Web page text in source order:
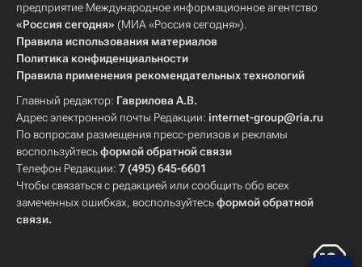
предприятие Международное информационное агентство
«Россия сегодня» (МИА «Россия сегодня»).
Правила использования материалов
Политика конфиденциальности
Правила применения рекомендательных технологий
Главный редактор: Гаврилова А.В.
Адрес электронной почты Редакции: internet-group@ria.ru
По вопросам размещения пресс-релизов и рекламы
воспользуйтесьформой обратной связи
Телефон Редакции: 7 (495) 645-6601
Чтобы связаться с редакцией или сообщить обо всех
замеченных ошибках, воспользуйтесьформой обратной
связи.